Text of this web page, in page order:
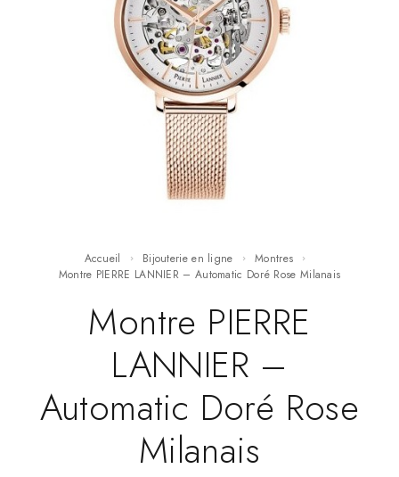
Accueil Bijouterie en ligne
Montres
Montre PIERRE LANNIER – Automatic Doré Rose Milanais
Montre PIERRE
LANNIER –
Automatic Doré Rose
Milanais